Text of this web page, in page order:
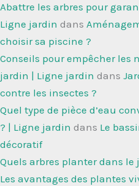
Abattre les arbres pour
Ligne jardin dans
choisir sa piscine ?
Conseils pour empêcher les
jardin | Ligne jardin dans
contre les insectes ?
Quel type de pièce d’eau
? | Ligne jardin dans Le
décoratif
Quels arbres planter dans
Les avantages des plantes